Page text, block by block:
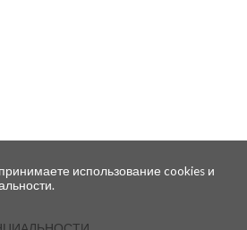
использование cookies и
.